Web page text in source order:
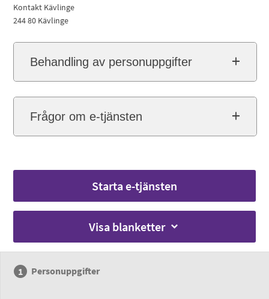
Kontakt Kävlinge
244 80 Kävlinge
Behandling av personuppgifter
Frågor om e-tjänsten
Starta e-tjänsten
Visa blanketter
Personuppgifter